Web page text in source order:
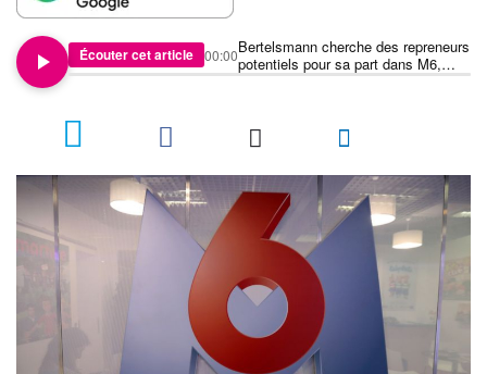
Écouter cet article
Bertelsmann cherche des repreneurs
potentiels pour sa part dans M6,
selon plusieurs sources
00:00